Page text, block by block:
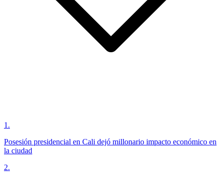
1 .
Posesión presidencial en Cali dejó millonario impacto económico en
la ciudad
2.